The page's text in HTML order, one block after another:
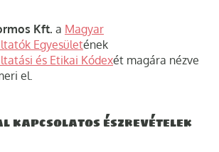
Kft. a Magyar
Egyesületének
és Etikai Kódexét magára nézve
el.
kapcsolatos észrevételek